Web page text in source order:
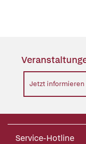
Jetzt informieren
Service-Hotline